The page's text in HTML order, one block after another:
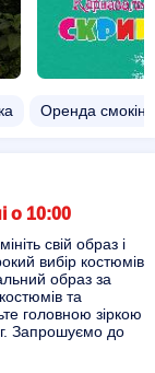
Оренда
о 10:00
свій образ і
вибір костюмів
образ за
та
головною зіркою
Запрошуємо до